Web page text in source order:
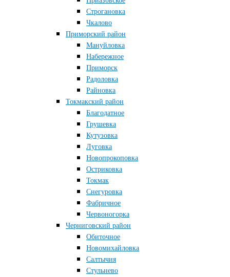
Строгановка
Чкалово
Приморский район
Мануйловка
Набережное
Приморск
Радоловка
Райновка
Токмакский район
Благодатное
Грушевка
Кутузовка
Луговка
Новопрокоповка
Остриковка
Токмак
Снегуровка
Фабричное
Червоногорка
Черниговский район
Обиточное
Новомихайловка
Салтычия
Стульнево